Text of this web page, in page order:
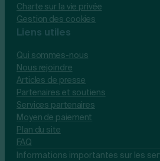
Charte sur la vie privée
Gestion des cookies
Liens utiles
Qui sommes-nous
Nous rejoindre
Articles de presse
Partenaires et soutiens
Services partenaires
Moyen de paiement
Plan du site
FAQ
Informations importantes sur les